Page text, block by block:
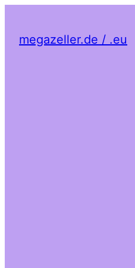
megazeller.de / .eu